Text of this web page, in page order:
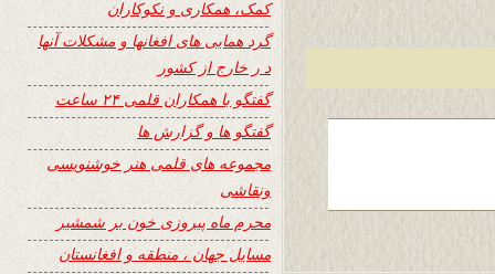
کمک، همکاری و نکوکاران
گرد همایی های افغانها و مشکلات آنها
د ر خارج از کشور
گفتگو با همکاران قلمی ۲۴ ساعت
گفتگو ها و گزارش ها
مجموعه های قلمی هنر خوشنویسی
ونقاشی
محرم ماه پیروزی خون بر شمشیر
مسایل جهان ، منطقه و افغانستان